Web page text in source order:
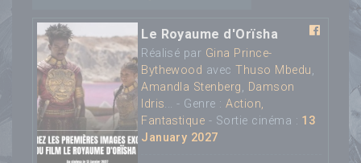
Le Royaume d'Orïsha
Réalisé par Gina Prince-
Bythewood avecThuso Mbedu,
Amandla Stenberg, Damson
Idris... - Genre :Action,
Fantastique - Sortie cinéma : 13
January 2027